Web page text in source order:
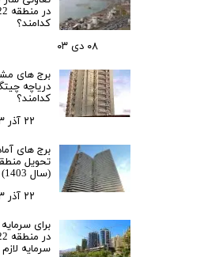
در
کدامند؟
۰۸ دی ۰۳
برج های
دریاچه
کدامند؟
۲۲ آذر ۰۳
برج های
(سال 1403)
۲۲ آذر ۰۳
برای
سرمایه